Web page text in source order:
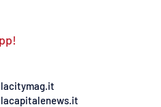
lacitymag.it
lacapitalenews.it